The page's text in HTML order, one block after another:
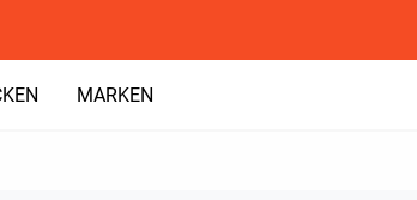
MARKEN